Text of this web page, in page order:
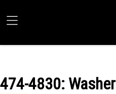
474-4830: Washer